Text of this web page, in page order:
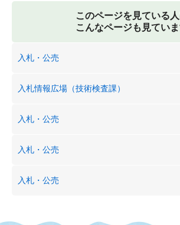
このページを見ている
こんなページも見てい
入札・公売
入札情報広場（技術検査課）
入札・公売
入札・公売
入札・公売